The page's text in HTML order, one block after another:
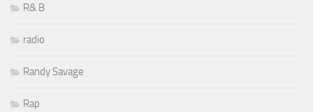
R& B
radio
Randy Savage
Rap